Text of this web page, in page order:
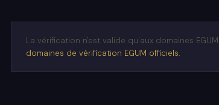
La vérification n'est valide qu'aux domaines
domaines de vérification EGUM officiels.